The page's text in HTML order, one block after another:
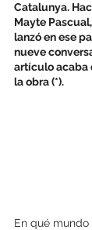
Catalunya.
Mayte
lanzó en ese
nueve
artículo acaba
la obra (*).
En qué